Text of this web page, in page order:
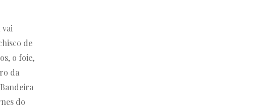
de
o foie,
da
do